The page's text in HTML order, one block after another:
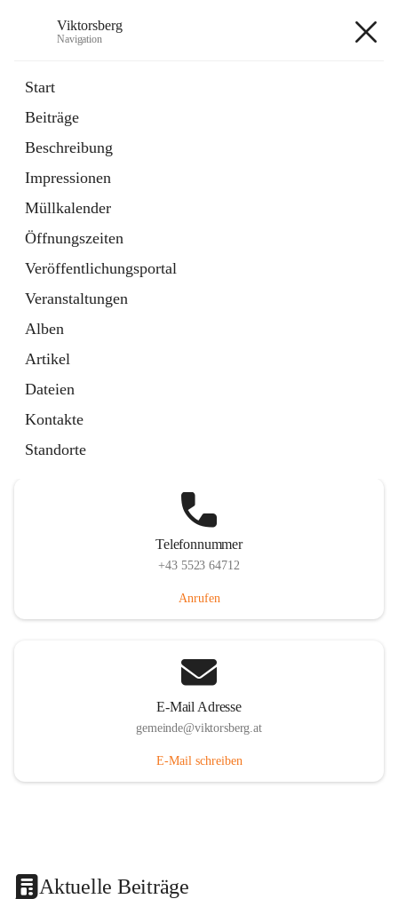
Viktorsberg
Navigation
Start
Beiträge
Beschreibung
Impressionen
Müllkalender
Öffnungszeiten
Veröffentlichungsportal
Veranstaltungen
Alben
Artikel
Dateien
Kontakte
Standorte
1 Schnellzugriff
Bürgerservice
10 Schnellzugriffe
Telefonnummer
+43 5523 64712
Anrufen
E-Mail Adresse
gemeinde@viktorsberg.at
E-Mail schreiben
Aktuelle Beiträge